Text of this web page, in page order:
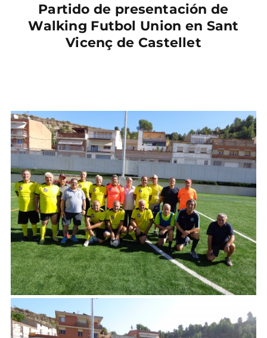
Partido de presentación de
Walking Futbol Union en Sant
Vicenç de Castellet